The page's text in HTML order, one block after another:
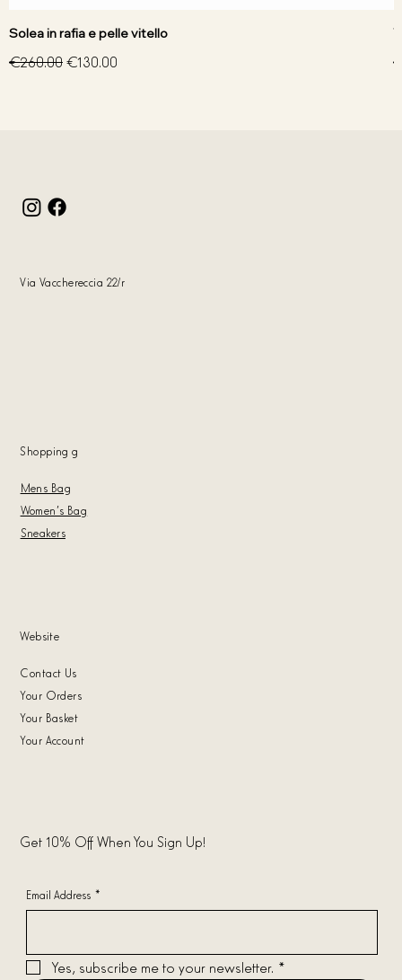
Solea in rafia e pelle vitello
Regular Price
€260.00Sale Price
€130.00
Via Vacchereccia 22/r
Shopping g
Mens Bag
Women's Bag
Sneakers
Website
Contact Us
Your Orders
Your Basket
Your Account
Get 10% Off When You Sign Up!
Email Address *
Yes, subscribe me to your newsletter. *